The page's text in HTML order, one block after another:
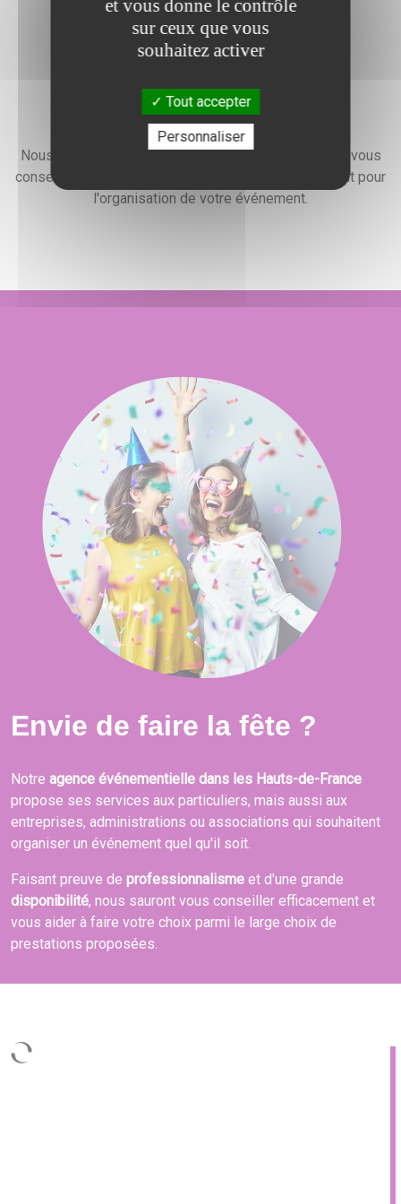
Devis gratuit
Nous faisons preuve d'une grande disponibilité pour vous
conseiller, vous renseigner et élaborer un devis gratuit pour
l'organisation de votre événement.
Envie de faire la fête ?
Notre agence événementielle dans les Hauts-de-France
propose ses services aux particuliers, mais aussi aux
entreprises, administrations ou associations qui souhaitent
organiser un événement quel qu'il soit.
Faisant preuve de professionnalisme et d'une grande
disponibilité, nous sauront vous conseiller efficacement et
vous aider à faire votre choix parmi le large choix de
prestations proposées.
et vous donne le contrôle
sur ceux que vous
souhaitez activer
Tout accepter
Personnaliser